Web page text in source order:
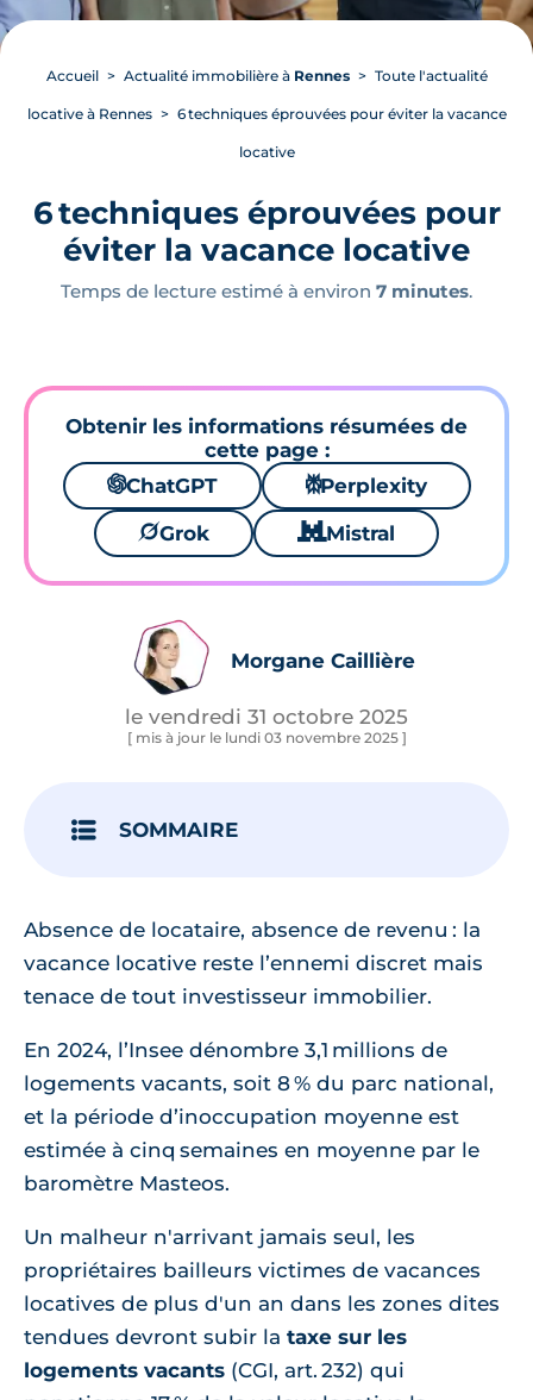
Accueil Actualité immobilière à Rennes Toute l'actualité
locative à Rennes 6 techniques éprouvées pour éviter la vacance
locative
6 techniques éprouvées pour
éviter la vacance locative
Temps de lecture estimé à environ 7 minutes.
Obtenir les informations résumées de
cette page :
🌌ChatGPT ⚙Perplexity
🪐Grok 🐱 Mistral
Morgane Caillière
le vendredi 31 octobre 2025
[ mis à jour le lundi 03 novembre 2025 ]
SOMMAIRE
Absence de locataire, absence de revenu : la
vacance locative reste l’ennemi discret mais
tenace de tout investisseur immobilier.
En 2024, l’Insee dénombre 3,1 millions de
logements vacants, soit 8 % du parc national,
et la période d’inoccupation moyenne est
estimée à cinq semaines en moyenne par le
baromètre Masteos.
Un malheur n'arrivant jamais seul, les
propriétaires bailleurs victimes de vacances
locatives de plus d'un an dans les zones dites
tendues devront subir la taxe sur les
logements vacants (CGI, art. 232) qui